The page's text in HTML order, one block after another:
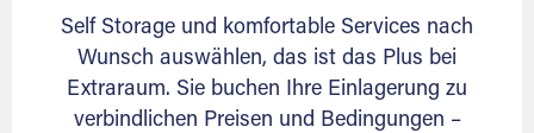
Self Storage und komfortable Services nach
Wunsch auswählen, das ist das Plus bei
Extraraum. Sie buchen Ihre Einlagerung zu
verbindlichen Preisen und Bedingungen –